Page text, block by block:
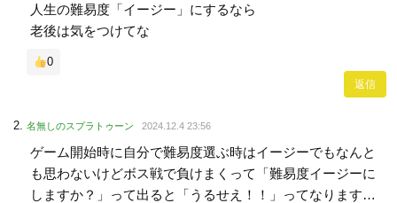
人生の難易度「イージー」にするなら
老後は気をつけてな
0
返信
名無しのスプラトゥーン 2024.12.4 23:56
ゲーム開始時に自分で難易度選ぶ時はイージーでもなんと
も思わないけどボス戦で負けまくって「難易度イージーに
しますか？」って出ると「うるせえ！！」ってなります…